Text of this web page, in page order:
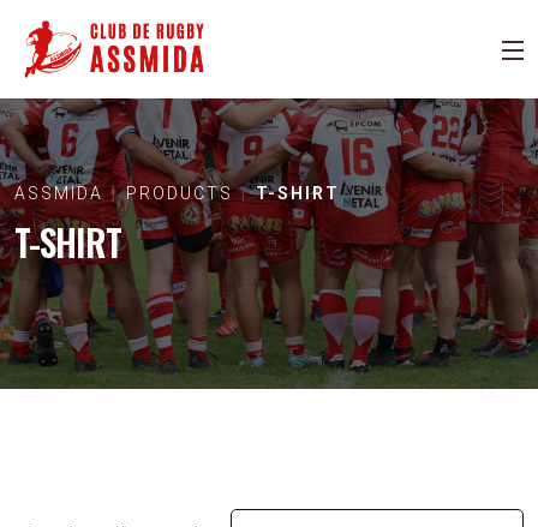
ASSMIDA PRODUCTS T-SHIRT
T-SHIRT